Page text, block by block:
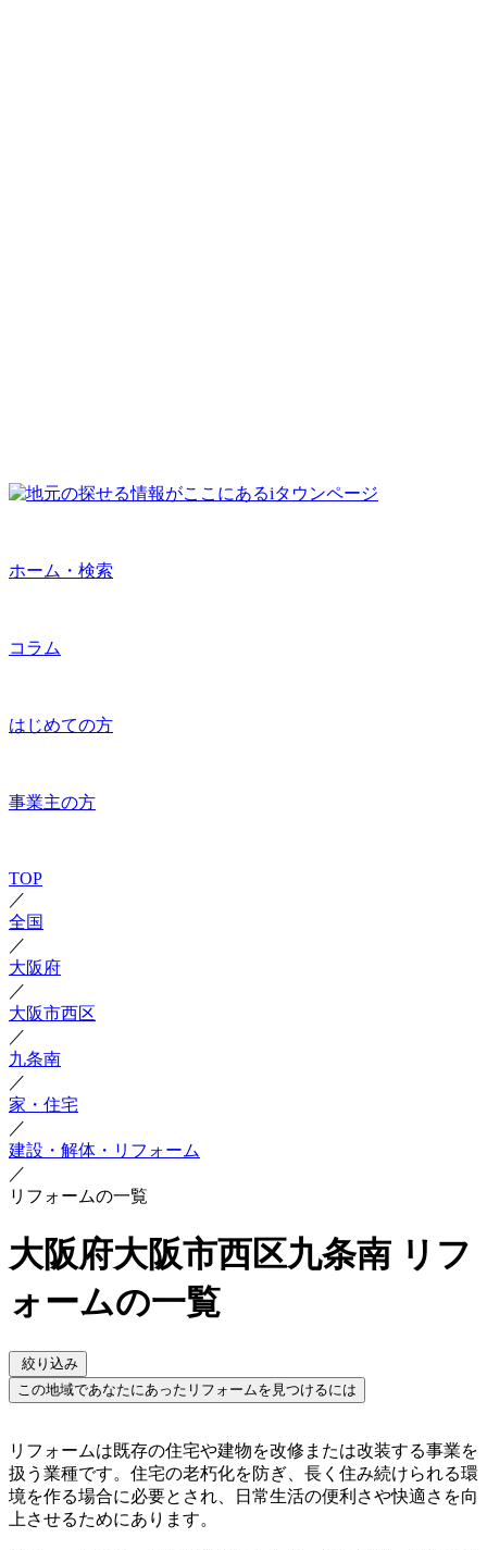
ホーム・検索
コラム
はじめての方
事業主の方
TOP
／
全国
／
大阪府
／
大阪市西区
／
九条南
／
家・住宅
／
建設・解体・リフォーム
／
リフォームの一覧
大阪府大阪市西区九条南 リフ
ォームの一覧
絞り込み
この地域であなたにあったリフォームを見つけるには
リフォームは既存の住宅や建物を改修または改装する事業を
扱う業種です。住宅の老朽化を防ぎ、長く住み続けられる環
境を作る場合に必要とされ、日常生活の便利さや快適さを向
上させるためにあります。